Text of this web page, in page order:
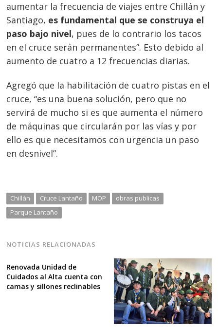
aumentar la frecuencia de viajes entre Chillán y
Santiago, es fundamental que se construya el
paso bajo nivel, pues de lo contrario los tacos
en el cruce serán permanentes”. Esto debido al
aumento de cuatro a 12 frecuencias diarias.
Agregó que la habilitación de cuatro pistas en el
cruce, “es una buena solución, pero que no
servirá de mucho si es que aumenta el número
de máquinas que circularán por las vías y por
ello es que necesitamos con urgencia un paso
en desnivel”.
Chillán Cruce Lantaño MOP
obras publicas
Parque Lantaño
NOTICIAS RELACIONADAS
Renovada Unidad de
Cuidados al Alta cuenta con
camas y sillones reclinables